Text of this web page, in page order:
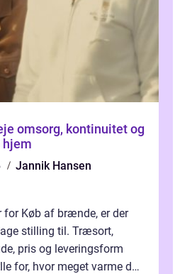
og
hjem
Jannik Hansen
for Køb af brænde, er der
stilling til. Træsort,
pris og leveringsform
for, hvor meget varme du